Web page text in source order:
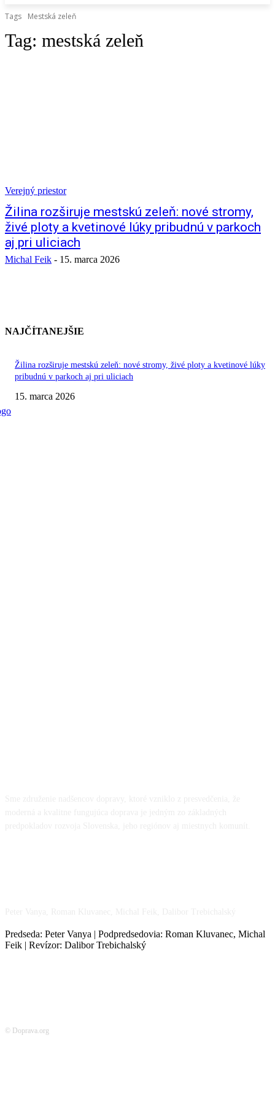
Tags Mestská zeleň
Tag: mestská zeleň
Verejný priestor
Žilina rozširuje mestskú zeleň: nové stromy,
živé ploty a kvetinové lúky pribudnú v parkoch
aj pri uliciach
Michal Feik - 15. marca 2026
NAJČÍTANEJŠIE
Žilina rozširuje mestskú zeleň: nové stromy, živé ploty a kvetinové lúky
pribudnú v parkoch aj pri uliciach
15. marca 2026
Predseda: Peter Vanya | Podpredsedovia: Roman Kluvanec, Michal
Feik | Revízor: Dalibor Trebichalský
© Doprava.org